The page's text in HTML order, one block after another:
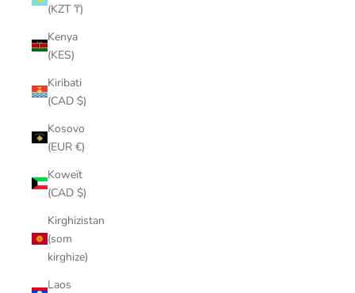
(KZT ₸)
Kenya
(KES)
Kiribati
(CAD $)
Kosovo
(EUR €)
Koweït
(CAD $)
Kirghizistan
(som
kirghize)
Laos